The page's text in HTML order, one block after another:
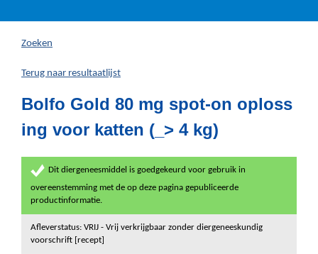
hier:
Zoeken
Terug naar resultaatlijst
Bolfo Gold 80 mg spot-on oploss
ing voor katten (_> 4 kg)
Dit diergeneesmiddel is goedgekeurd voor gebruik in
overeenstemming met de op deze pagina gepubliceerde
productinformatie.
Afleverstatus: VRIJ - Vrij verkrijgbaar zonder diergeneeskundig
voorschrift [recept]